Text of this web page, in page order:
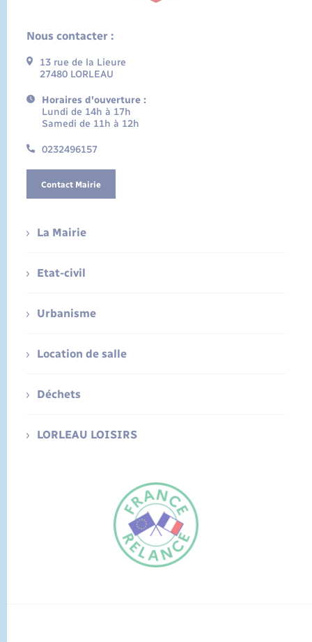
Nous contacter :
13 rue de la Lieure
27480 LORLEAU
Horaires d'ouverture :
Lundi de 14h à 17h
Samedi de 11h à 12h
0232496157
Contact Mairie
La Mairie
Etat-civil
Urbanisme
Location de salle
Déchets
LORLEAU LOISIRS